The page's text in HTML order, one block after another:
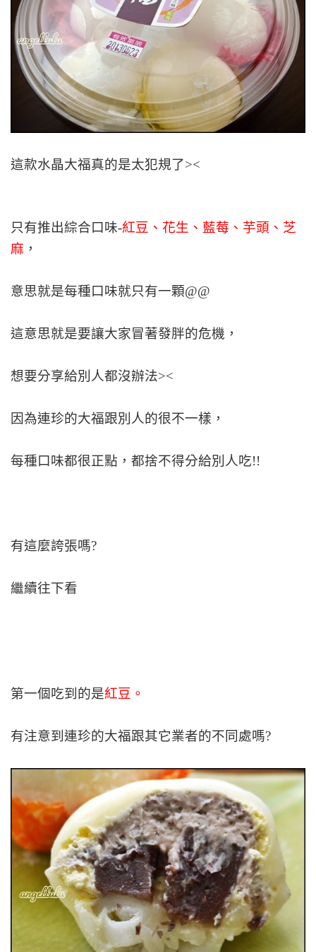
這款水晶大福真的是太犯規了><
只有推出綜合口味-紅豆、花生、藍莓、芋頭、芝
麻 ，
意思就是每種口味就只有一顆@@
這意思就是要讓大家冒著發胖的危機，
想要分享給別人都沒辦法><
因為連珍的大福跟別人的很不一樣，
每種口味都很正點，都捨不得分給別人吃!!
有這麼誇張嗎?
繼續往下看
第一個吃到的是紅豆。
有注意到連珍的大福跟其它業者的不同處嗎?